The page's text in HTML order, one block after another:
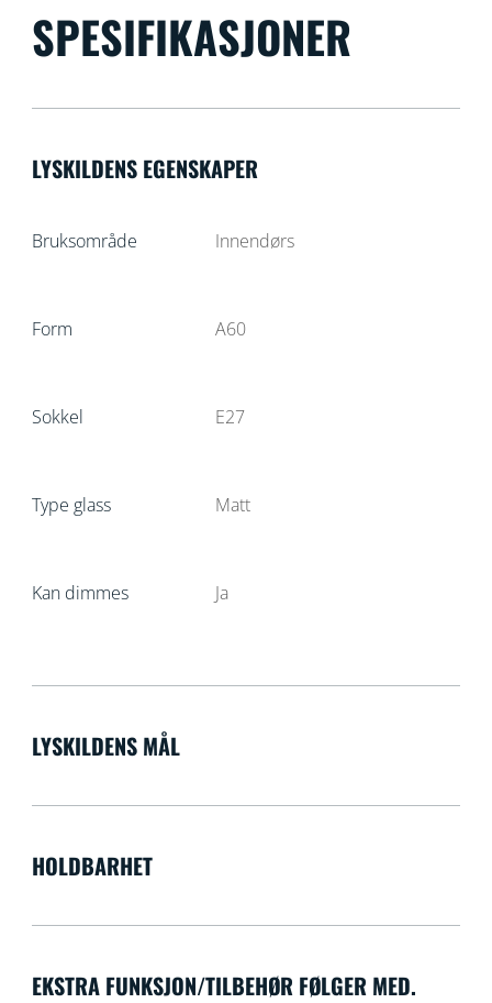
SPESIFIKASJONER
LYSKILDENS EGENSKAPER
Bruksområde Innendørs
Form A60
Sokkel E27
Type glass Matt
Kan dimmes Ja
LYSKILDENS MÅL
HOLDBARHET
EKSTRA FUNKSJON/TILBEHØR FØLGER MED.